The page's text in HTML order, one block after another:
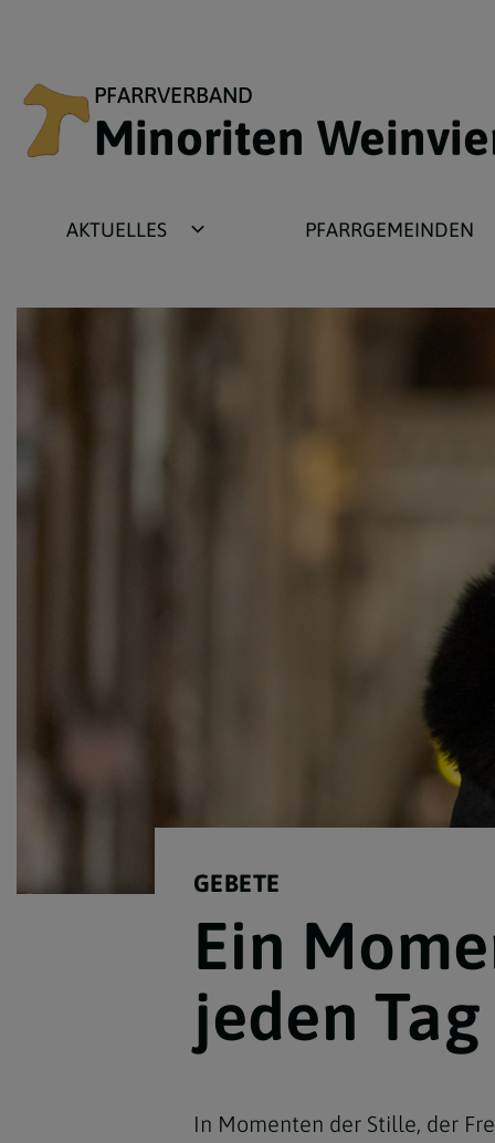
PFARRVERBAND
Minoriten
AKTUELLES
PFARRGEMEINDEN
GEBETE
Ein
jeden Tag
In Momenten der Stille, der